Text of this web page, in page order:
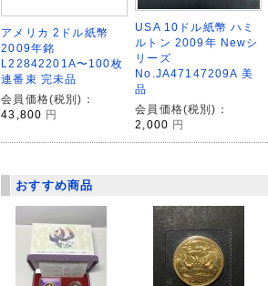
アメリカ 2ドル紙幣
2009年銘
L22842201A〜100枚
連番束 完未品
会員価格(税別)：
43,800 円
USA 10ドル紙幣 ハミ
ルトン 2009年 Newシ
リーズ
No.JA47147209A 美
品
会員価格(税別)：
2,000 円
おすすめ商品